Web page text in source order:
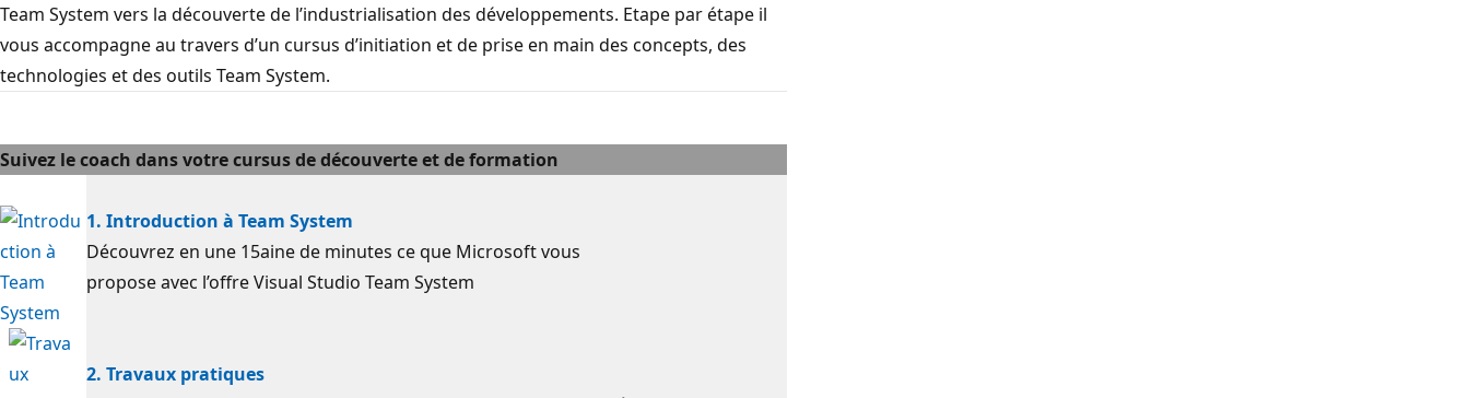
Team System vers la découverte de l’industrialisation des développements. Etape par étape il
vous accompagne au travers d’un cursus d’initiation et de prise en main des concepts, des
technologies et des outils Team System.
Suivez le coach dans votre cursus de découverte et de formation
1. Introduction à Team System
Découvrez en une 15aine de minutes ce que Microsoft vous
propose avec l’offre Visual Studio Team System
2. Travaux pratiques